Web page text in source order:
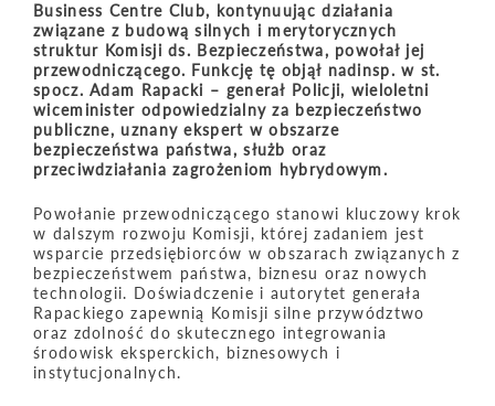
Business Centre Club, kontynuując działania
związane z budową silnych i merytorycznych
struktur Komisji ds. Bezpieczeństwa, powołał jej
przewodniczącego. Funkcję tę objął nadinsp. w st.
spocz. Adam Rapacki – generał Policji, wieloletni
wiceminister odpowiedzialny za bezpieczeństwo
publiczne, uznany ekspert w obszarze
bezpieczeństwa państwa, służb oraz
przeciwdziałania zagrożeniom hybrydowym.
Powołanie przewodniczącego stanowi kluczowy krok
w dalszym rozwoju Komisji, której zadaniem jest
wsparcie przedsiębiorców w obszarach związanych z
bezpieczeństwem państwa, biznesu oraz nowych
technologii. Doświadczenie i autorytet generała
Rapackiego zapewnią Komisji silne przywództwo
oraz zdolność do skutecznego integrowania
środowisk eksperckich, biznesowych i
instytucjonalnych.